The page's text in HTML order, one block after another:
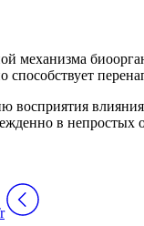
восприятия
в непростых